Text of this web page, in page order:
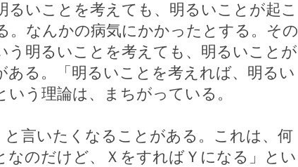
るいことを考えても、明るいことが起こ
。なんかの病気にかかったとする。その
う明るいことを考えても、明るいことが
ある。「明るいことを考えれば、明るい
いう理論は、まちがっている。
と言いたくなることがある。これは、何
なのだけど、ＸをすればＹになる」とい